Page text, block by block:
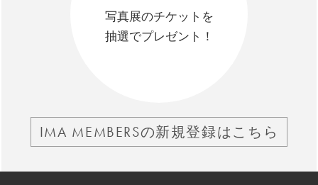
写真展のチケットを
抽選でプレゼント！
IMA MEMBERSの新規登録はこちら